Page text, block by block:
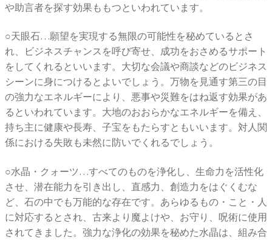
や助言者を探す効果ももつといわれています。
○天眼石…願望を実現する無限の可能性を秘めているとさ
れ、ビジネスチャンスを呼び寄せ、成功をおさめるサポート
をしてくれるといいます。大切な会議や商談などのビジネス
シーンに身につけるとよいでしょう。万物を見通す第三の目
の強力なエネルギーにより、悪事や災難をはね返す効果があ
るといわれています。大地のおおらかなエネルギーを備え、
持ち主に健康や長寿、子宝をもたらすともいいます。対人関
係における失敗も未然に防いでくれるでしょう。
○水晶・クォーツ…すべてのものを浄化し、生命力を活性化
させ、潜在能力を引き出し、直感力、創造力をはぐくむな
ど、石の中でも万能的な存在です。あらゆるもの・こと・人
に対応するとされ、古来より魔よけや、お守り、呪術に使用
されてきました。強力な浄化の効果を秘めた水晶は、組み合